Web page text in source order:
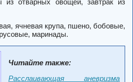
отварных овощей, завтрак из
ячневая крупа, пшено, бобовые,
маринады.
Читайте также:
Расслаивающая аневризма